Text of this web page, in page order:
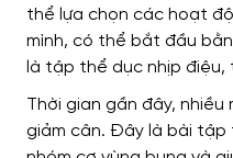
thể lựa chọn các hoạt
mình, có thể bắt đầu
là tập thể dục nhịp
Thời gian gần đây,
giảm cân. Đây là bài